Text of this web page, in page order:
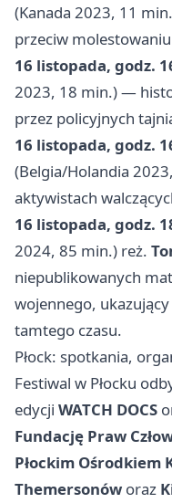
(Kanada 2023, 11
przeciw molestowaniu
16 listopada, godz.
2023, 18 min.) —
przez policyjnych
16 listopada, godz.
(Belgia/Holandia
aktywistach
16 listopada, godz.
2024, 85 min.) reż.
niepublikowanych
wojennego,
tamtego czasu.
Płock: spotkania,
Festiwal w Płocku
edycji WATCH DOCS
Fundację Praw
Płockim Ośrodkiem
Themersonów oraz